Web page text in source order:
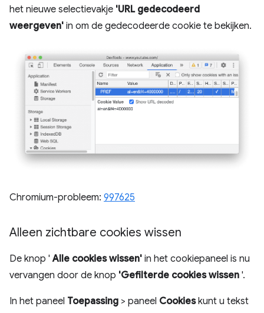
het nieuwe selectievakje 'URL gedecodeerd
weergeven' in om de gedecodeerde cookie te bekijken.
Chromium-probleem: 997625
Alleen zichtbare cookies wissen
De knop 'Alle cookies wissen' in het cookiepaneel is nu
vervangen door de knop 'Gefilterde cookies wissen '.
In het paneel Toepassing > paneel Cookieskunt u tekst